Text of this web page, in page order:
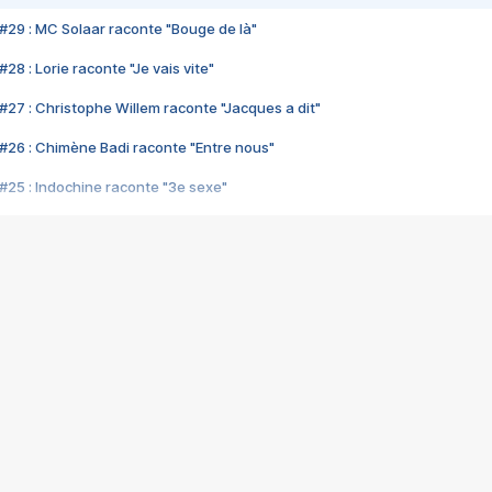
#29 : MC Solaar raconte "Bouge de là"
#28 : Lorie raconte "Je vais vite"
#27 : Christophe Willem raconte "Jacques a dit"
#26 : Chimène Badi raconte "Entre nous"
#25 : Indochine raconte "3e sexe"